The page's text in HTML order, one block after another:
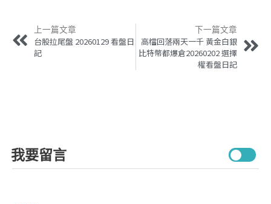
上一篇文章
台股拉尾盤 20260129 看盤日
記
下一篇文章
高檔回落兩天一千 黃金白銀
比特幣都爆倉20260202 選擇
權看盤日記
我要留言